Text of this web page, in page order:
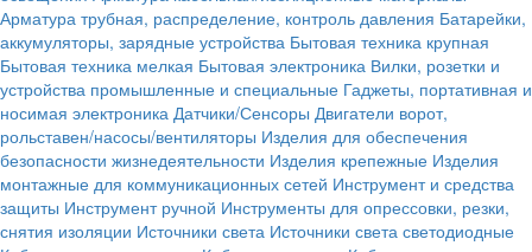
Арматура трубная, распределение, контроль давления Батарейки,
аккумуляторы, зарядные устройства Бытовая техника крупная
Бытовая техника мелкая Бытовая электроника Вилки, розетки и
устройства промышленные и специальные Гаджеты, портативная и
носимая электроника Датчики/Сенсоры Двигатели ворот,
рольставен/насосы/вентиляторы Изделия для обеспечения
безопасности жизнедеятельности Изделия крепежные Изделия
монтажные для коммуникационных сетей Инструмент и средства
защиты Инструмент ручной Инструменты для опрессовки, резки,
снятия изоляции Источники света Источники света светодиодные